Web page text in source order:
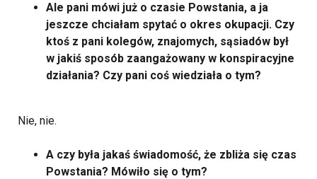
Ale pani mówi już o czasie Powstania, a ja
jeszcze chciałam spytać o okres okupacji. Czy
ktoś z pani kolegów, znajomych, sąsiadów był
w jakiś sposób zaangażowany w konspiracyjne
działania? Czy pani coś wiedziała o tym?
Nie, nie.
A czy była jakaś świadomość, że zbliża się czas
Powstania? Mówiło się o tym?